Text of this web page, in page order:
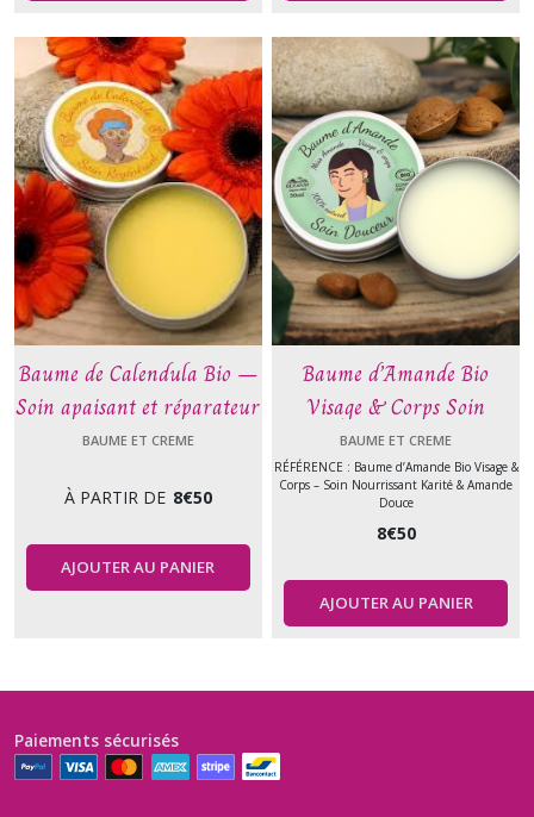
Baume de Calendula Bio –
Soin apaisant et réparateur
visage & corps – 30 ml ou
BAUME ET CREME
À PARTIR DE 8€50
AJOUTER AU PANIER
Baume d’Amande Bio
Visage & Corps Soin
Douceur
BAUME ET CREME
RÉFÉRENCE : Baume d’Amande Bio Visage &
Corps – Soin Nourrissant Karité & Amande
Douce
8€50
AJOUTER AU PANIER
Paiements sécurisés